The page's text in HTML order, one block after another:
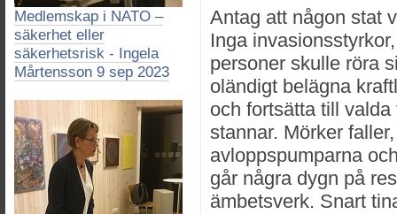
Medlemskap i NATO –
säkerhet eller
säkerhetsrisk - Ingela
Mårtensson 9 sep 2023
Antag att någon stat
Inga
personer skulle röra
oländigt belägna
och fortsätta till
stannar. Mörker
avloppspumparna
går några dygn på
ämbetsverk. Snart